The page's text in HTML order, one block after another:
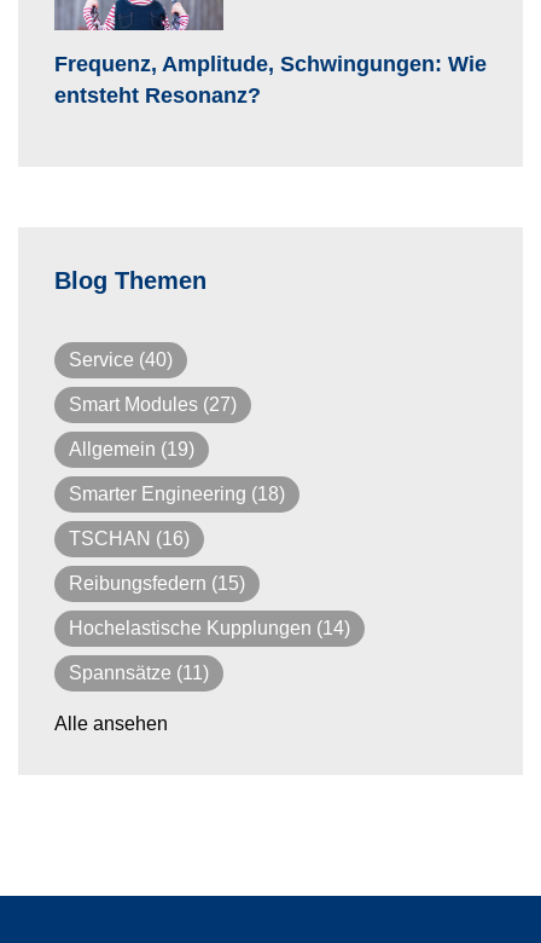
Frequenz, Amplitude, Schwingungen: Wie
entsteht Resonanz?
Blog Themen
Service (40)
Smart Modules (27)
Allgemein (19)
Smarter Engineering (18)
TSCHAN (16)
Reibungsfedern (15)
Hochelastische Kupplungen (14)
Spannsätze (11)
Alle ansehen